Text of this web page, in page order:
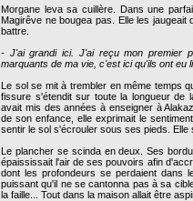
Morgane leva sa cuillère. Dans une
Magirêve ne bougea pas. Elle les jaugeait
battre.
- J'ai grandi ici. J'ai reçu mon premier
marquants de ma vie, c'est ici qu'ils ont eu
Le sol se mit à trembler en même temps
fissure s'étendit sur toute la longueur de
avait mis des années à enseigner à
de son enfance, elle exprimait le
sentir le sol s'écrouler sous ses pieds. Elle
Le plancher se scinda en deux. Ses
épaississait l'air de ses pouvoirs afin
dont les profondeurs se perdaient dans
puissant qu'il ne se cantonna pas à sa
la faille... Tout dans la maison allait être